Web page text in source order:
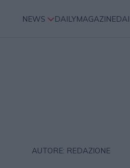
NEWS DAILYMAGAZINE
AUTORE: REDAZIONE